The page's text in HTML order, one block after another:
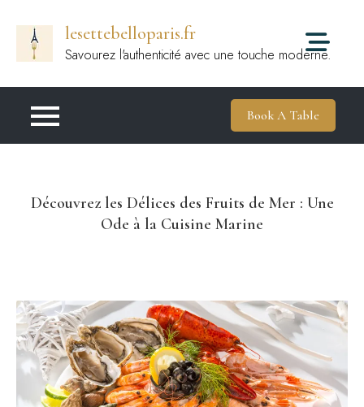
contenu
lesettebelloparis.fr
Savourez l'authenticité avec une touche moderne.
Book A Table
Découvrez les Délices des Fruits de Mer : Une
Ode à la Cuisine Marine